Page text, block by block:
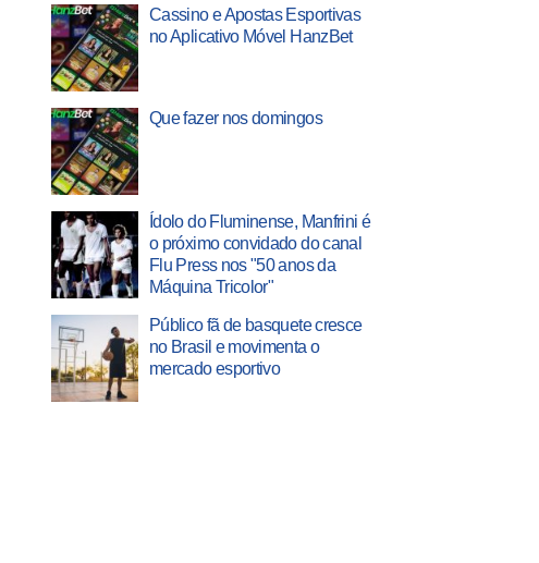
Cassino e Apostas Esportivas
no Aplicativo Móvel HanzBet
Que fazer nos domingos
Ídolo do Fluminense, Manfrini é
o próximo convidado do canal
Flu Press nos "50 anos da
Máquina Tricolor"
Público fã de basquete cresce
no Brasil e movimenta o
mercado esportivo